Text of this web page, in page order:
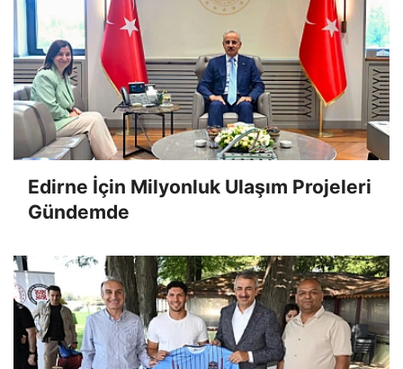
Edirne İçin Milyonluk Ulaşım Projeleri
Gündemde